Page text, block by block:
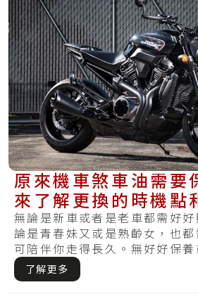
原來機車煞車油需要
來了解更換的時機點
讓你不會又煞不住
無論是新車或者是老車都需好
論是青春妹又或是熟齡女，也都
可陪伴你走得長久。無好好保養
哪天.....
了解更多